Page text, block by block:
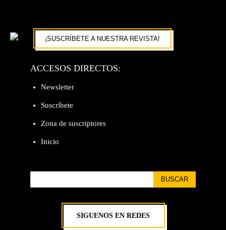
¡SUSCRÍBETE A NUESTRA REVISTA!
ACCESOS DIRECTOS:
Newsletter
Suscríbete
Zona de suscriptores
Inicio
BUSCAR
SÍGUENOS EN REDES